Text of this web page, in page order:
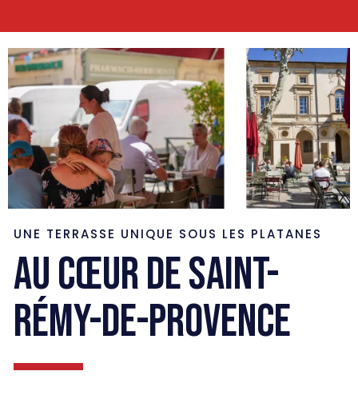
UNE TERRASSE UNIQUE SOUS LES PLATANES
AU CŒUR DE SAINT-
RÉMY-DE-PROVENCE